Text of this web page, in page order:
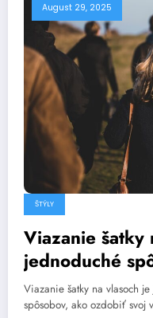
August 29, 2025
ŠTÝLY
Viazanie šatky
jednoduché
Viazanie šatky na vlasoch
spôsobov, ako ozdobiť svoj